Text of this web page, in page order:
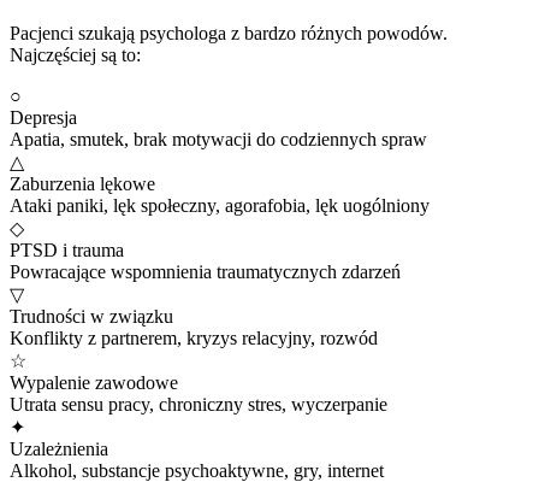
Pacjenci szukają psychologa z bardzo różnych powodów.
Najczęściej są to:
○
Depresja
Apatia, smutek, brak motywacji do codziennych spraw
△
Zaburzenia lękowe
Ataki paniki, lęk społeczny, agorafobia, lęk uogólniony
◇
PTSD i trauma
Powracające wspomnienia traumatycznych zdarzeń
▽
Trudności w związku
Konflikty z partnerem, kryzys relacyjny, rozwód
☆
Wypalenie zawodowe
Utrata sensu pracy, chroniczny stres, wyczerpanie
✦
Uzależnienia
Alkohol, substancje psychoaktywne, gry, internet